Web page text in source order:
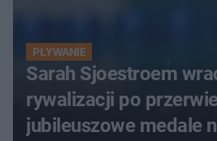
PŁYWANIE
Sarah Sjoestroem
rywalizacji po
jubileuszowe medale